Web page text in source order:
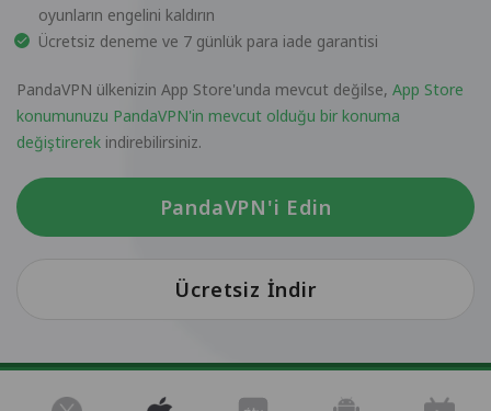
oyunların engelini kaldırın
Ücretsiz deneme ve 7 günlük para iade garantisi
PandaVPN ülkenizin App Store'unda mevcut değilse, App Store
konumunuzu PandaVPN'in mevcut olduğu bir konuma
değiştirerek indirebilirsiniz.
PandaVPN'i Edin
Ücretsiz İndir